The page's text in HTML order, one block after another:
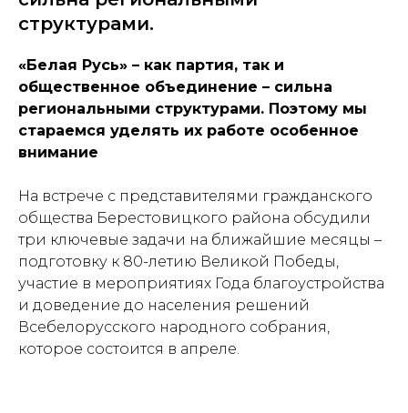
структурами.
«Белая Русь» – как партия, так и
общественное объединение – сильна
региональными структурами. Поэтому мы
стараемся уделять их работе особенное
внимание
На встрече с представителями гражданского
общества Берестовицкого района обсудили
три ключевые задачи на ближайшие месяцы –
подготовку к 80-летию Великой Победы,
участие в мероприятиях Года благоустройства
и доведение до населения решений
Всебелорусского народного собрания,
которое состоится в апреле.